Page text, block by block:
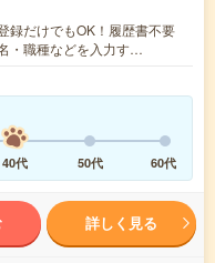
録だけでもOK！履歴書不要
・職種などを入力す…
40代 50代 60代
詳しく見る